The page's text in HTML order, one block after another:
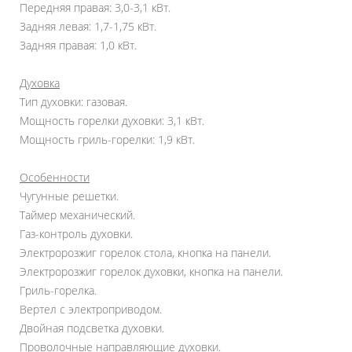
Передняя правая: 3,0-3,1 кВт.
Задняя левая: 1,7-1,75 кВт.
Задняя правая: 1,0 кВт.
Духовка
Тип духовки: газовая.
Мощность горелки духовки: 3,1 кВт.
Мощность гриль-горелки: 1,9 кВт.
Особенности
Чугунные решетки.
Таймер механический.
Газ-контроль духовки.
Электророзжиг горелок стола, кнопка на панели.
Электророзжиг горелок духовки, кнопка на панели.
Гриль-горелка.
Вертел с электроприводом.
Двойная подсветка духовки.
Проволочные направляющие духовки.